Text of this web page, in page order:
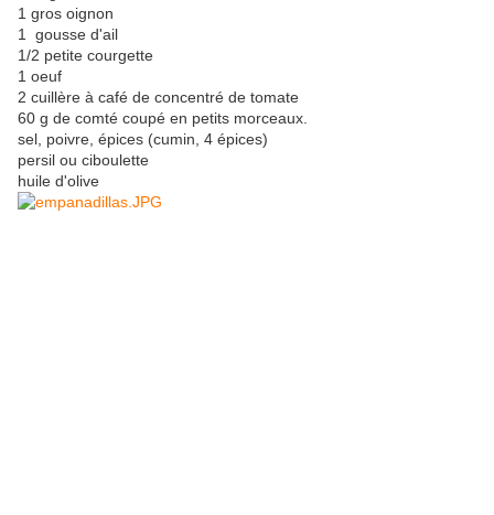
1 gros oignon
1 gousse d'ail
1/2 petite courgette
1 oeuf
2 cuillère à café de concentré de tomate
60 g de comté coupé en petits morceaux.
sel, poivre, épices (cumin, 4 épices)
persil ou ciboulette
huile d'olive